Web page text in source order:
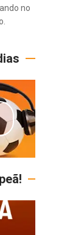
no